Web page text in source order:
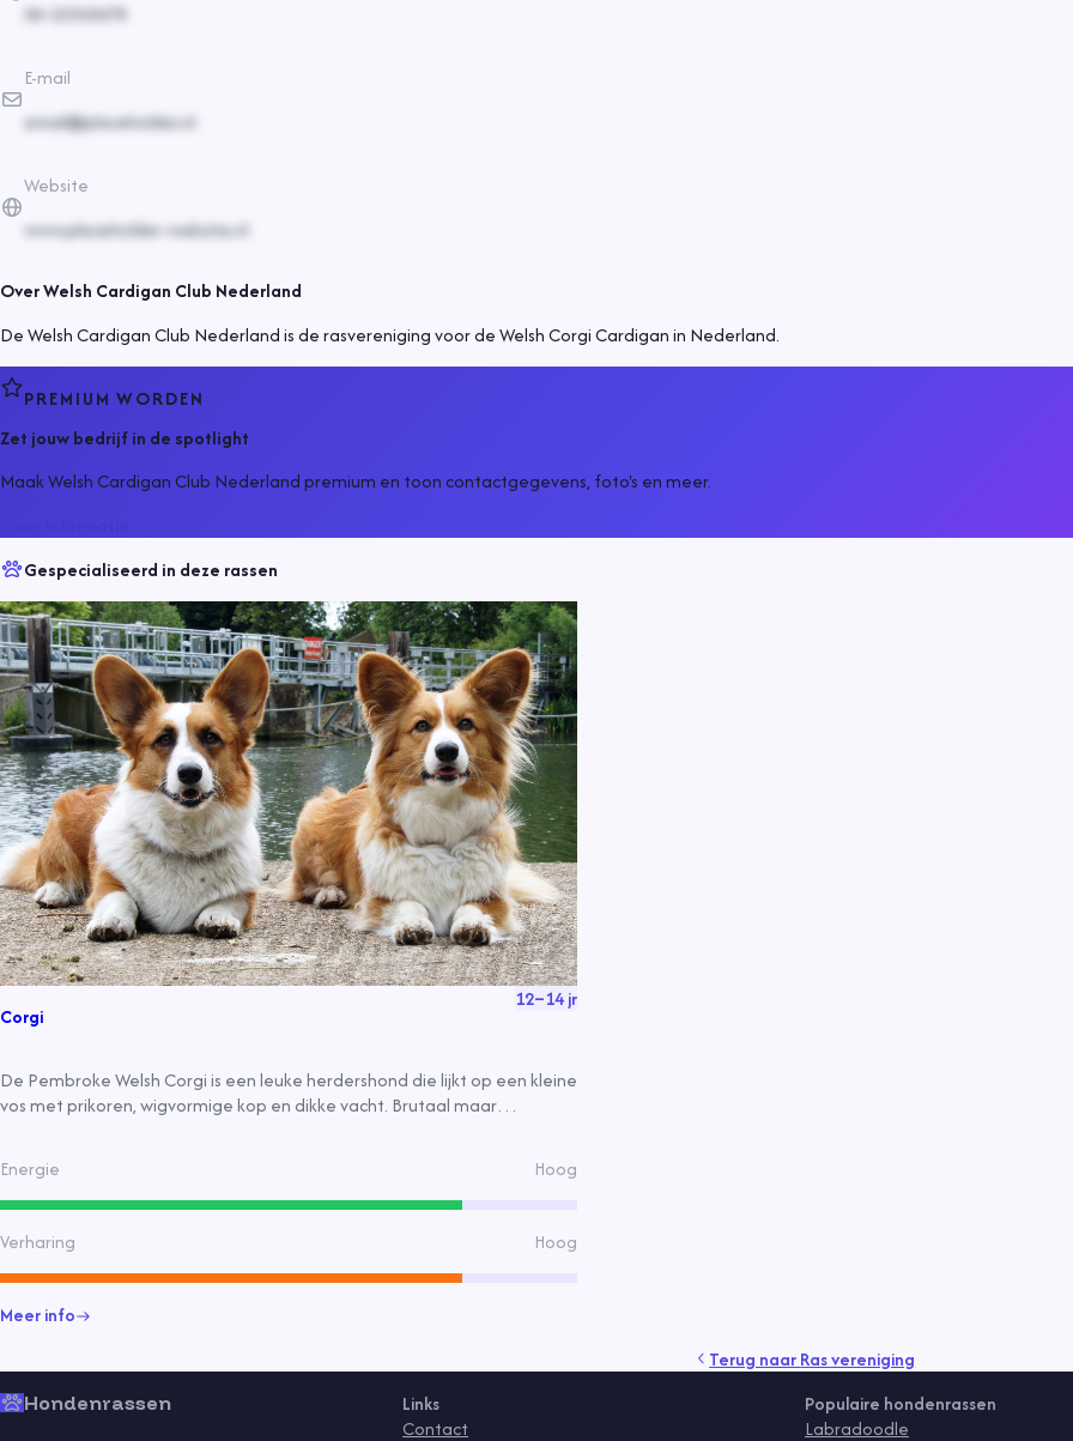
06-12345678
E-mail
email@placeholder.nl
Website
www.placeholder-website.nl
OverWelsh Cardigan Club Nederland
De Welsh Cardigan Club Nederland is de rasvereniging voor de Welsh Corgi Cardigan in Nederland.
PREMIUM WORDEN
Zet jouw bedrijf in de spotlight
Maak Welsh Cardigan Club Nederland premium en toon contactgegevens, foto's en meer.
Gespecialiseerd in deze rassen
Corgi
12–14jr
De Pembroke Welsh Corgi is een leuke herdershond die lijkt op een kleine
vos met prikoren, wigvormige kop en dikke vacht. Brutaal maar
Energie
Hoog
Verharing Hoog
Meer info
Terug naarRas vereniging
Hondenrassen
Links
Contact
Populaire hondenrassen
Labradoodle